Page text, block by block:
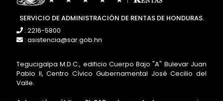
SERVICIO DE ADMINISTRACIÓN DE RENTAS DE HONDURAS.
: 2216-5800
: asistencia@sar.gob.hn
Tegucigalpa M.D.C., edificio Cuerpo Bajo "A" Bulevar Juan
Pablo II, Centro Cívico Gubernamental José Cecilio del
Valle.